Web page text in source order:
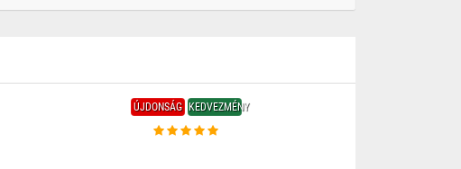
ÚJDONSÁG KEDVEZMÉNY